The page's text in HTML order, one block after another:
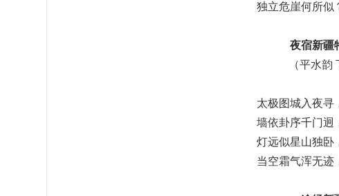
独立危崖何所似
夜宿新疆
（平水韵
太极图城入夜寻
墙依卦序千门迥
灯远似星山独卧
当空霜气浑无迹